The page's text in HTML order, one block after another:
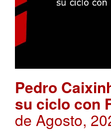
Pedro
su ciclo con
de Agosto,